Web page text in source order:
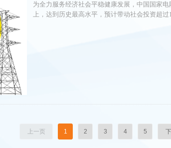
为全力服务经济社会平稳健康发展，中国国家
上，达到历史最高水平，预计带动社会投资超过
上一页 1 2 3 4 5